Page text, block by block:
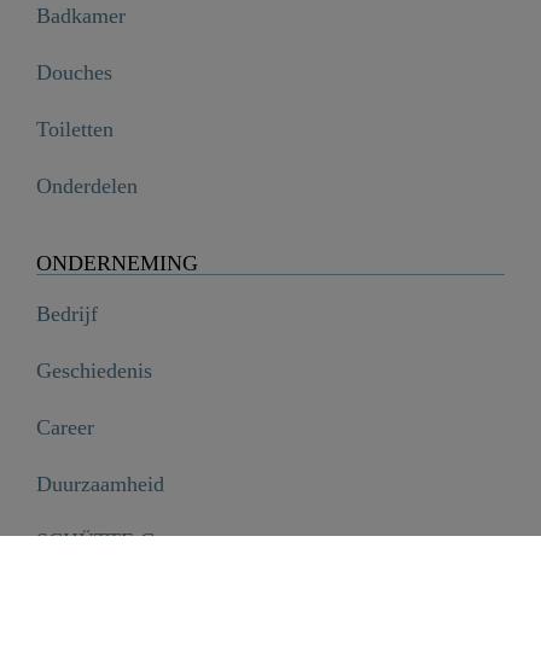
Badkamer
Douches
Toiletten
Onderdelen
ONDERNEMING
Bedrijf
Geschiedenis
Career
Duurzaamheid
SCHÜTTE Group